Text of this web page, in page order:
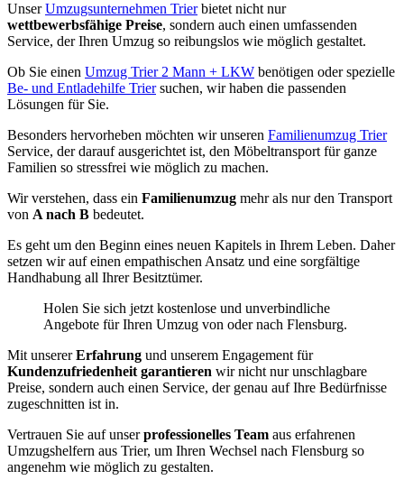
UnserUmzugsunternehmen Trierbietet nicht nur
wettbewerbsfähige Preise, sondern auch einen umfassenden
Service, der Ihren Umzug so reibungslos wie möglich gestaltet.
Ob Sie einen Umzug Trier 2 Mann + LKW benötigen oder spezielle
Be- und Entladehilfe Triersuchen, wir haben die passenden
Lösungen für Sie.
Besonders hervorheben möchten wir unseren Familienumzug Trier
Service, der darauf ausgerichtet ist, den Möbeltransport für ganze
Familien so stressfrei wie möglich zu machen.
Wir verstehen, dass ein Familienumzug mehr als nur den Transport
von A nach B bedeutet.
Es geht um den Beginn eines neuen Kapitels in Ihrem Leben. Daher
setzen wir auf einen empathischen Ansatz und eine sorgfältige
Handhabung all Ihrer Besitztümer.
Holen Sie sich jetzt kostenlose und unverbindliche
Angebote für Ihren Umzug von oder nach Flensburg.
Mit unsererErfahrung und unserem Engagement für
Kundenzufriedenheit garantieren wir nicht nur unschlagbare
Preise, sondern auch einen Service, der genau auf Ihre Bedürfnisse
zugeschnitten ist in.
Vertrauen Sie auf unserprofessionelles Team aus erfahrenen
Umzugshelfern aus Trier, um Ihren Wechsel nach Flensburg so
angenehm wie möglich zu gestalten.